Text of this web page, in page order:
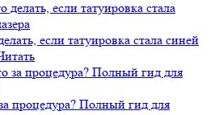
если татуировка стала синей
процедура? Полный гид для